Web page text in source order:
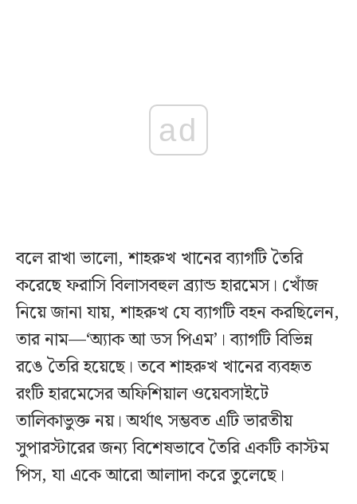
ad
বলে রাখা ভালো, শাহরুখ খানের ব্যাগটি তৈরি
করেছে ফরাসি বিলাসবহুল ব্র্যান্ড হারমেস। খোঁজ
নিয়ে জানা যায়, শাহরুখ যে ব্যাগটি বহন করছিলেন,
তার নাম—‘অ্যাক আ ডস পিএম’। ব্যাগটি বিভিন্ন
রঙে তৈরি হয়েছে। তবে শাহরুখ খানের ব্যবহৃত
রংটি হারমেসের অফিশিয়াল ওয়েবসাইটে
তালিকাভুক্ত নয়। অর্থাৎ সম্ভবত এটি ভারতীয়
সুপারস্টারের জন্য বিশেষভাবে তৈরি একটি কাস্টম
পিস, যা একে আরো আলাদা করে তুলেছে।